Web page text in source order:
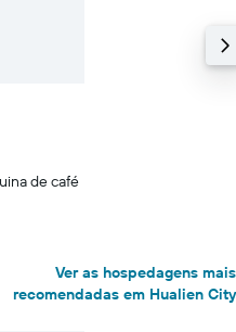
de café
Ver as hospedagens mais
recomendadas em Hualien City